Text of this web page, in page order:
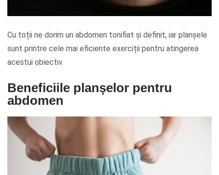
Cu toții ne dorim un abdomen tonifiat și definit, iar planșele
sunt printre cele mai eficiente exerciții pentru atingerea
acestui obiectiv.
Beneficiile planșelor pentru
abdomen